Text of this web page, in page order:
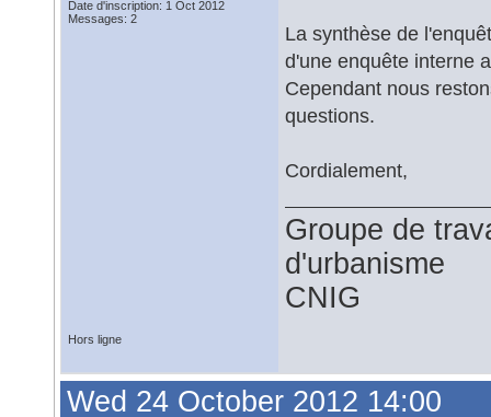
Date d'inscription: 1 Oct 2012
Messages: 2
La synthèse de
d'une enquête interne
Cependant nous
questions.
Cordialement,
Groupe de
d'urbanisme
CNIG
Hors ligne
Wed 24 October 2012 14:00